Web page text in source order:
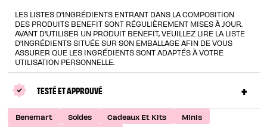
LES LISTES D'INGRÉDIENTS ENTRANT DANS LA COMPOSITION
DES PRODUITS BENEFIT SONT RÉGULIÈREMENT MISES À JOUR.
AVANT D'UTILISER UN PRODUIT BENEFIT, VEUILLEZ LIRE LA LISTE
D'INGRÉDIENTS SITUÉE SUR SON EMBALLAGE AFIN DE VOUS
ASSURER QUE LES INGRÉDIENTS SONT ADAPTÉS À VOTRE
UTILISATION PERSONNELLE.
TESTÉ ET APPROUVÉ
Benemart Soldes Cadeaux Et Kits
Minis